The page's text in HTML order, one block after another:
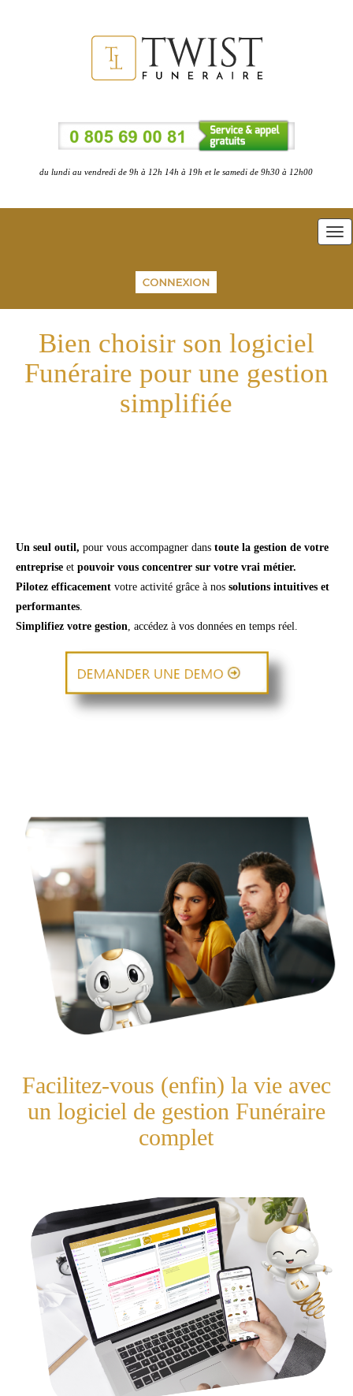
du lundi au vendredi de 9h à 12h 14h à 19h et le samedi de 9h30 à 12h00
Bien choisir son logiciel
Funéraire pour une gestion
simplifiée
Un seul outil, pour vous accompagner dans toute la gestion de votre
entreprise et pouvoir vous concentrer sur votre vrai métier.
Pilotez efficacement votre activité grâce à nos solutions intuitives et
performantes
Simplifiez votre gestion , accédez à vos données en temps réel.
Facilitez-vous (enfin) la vie avec
un logiciel de gestion Funéraire
complet